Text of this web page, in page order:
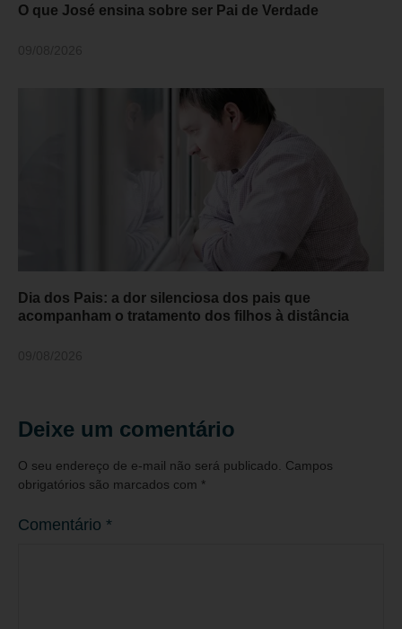
O que José ensina sobre ser Pai de Verdade
Dia dos Pais: a dor silenciosa dos pais que
acompanham o tratamento dos filhos à distância
Deixe um comentário
O seu endereço de e-mail não será publicado.
Campos
obrigatórios são marcados com *
Comentário *